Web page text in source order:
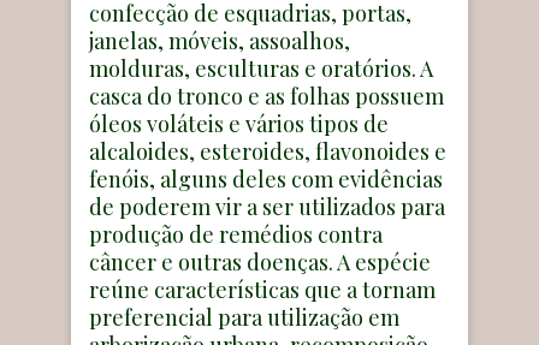
confecção de esquadrias, portas,
janelas, móveis, assoalhos,
molduras, esculturas e oratórios. A
casca do tronco e as folhas possuem
óleos voláteis e vários tipos de
alcaloides, esteroides, flavonoides e
fenóis, alguns deles com evidências
de poderem vir a ser utilizados para
produção de remédios contra
câncer e outras doenças. A espécie
reúne características que a tornam
preferencial para utilização em